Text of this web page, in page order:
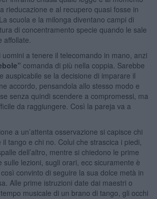
rieducazione e al recupero quasi fosse in
scuola e la milonga diventano campi di
di concentramento specie quando le sale
a tenere il telecomando in mano, anzi
comanda di più nella coppia. Sarebbe
auspicabile se la decisione di imparare il
accordo, pensandola allo stesso modo e
senza quindi scendere a compromessi, ma
da raggiungere. Così la pareja va a
a un’attenta osservazione si capisce chi
tango e chi no. Colui che strascica i piedi,
dell’altro, mentre si chiedono le prime
sulle lezioni, sugli orari, ecc sicuramente è
convinto di seguire la sua dolce metà in
Alle prime istruzioni date dai maestri o
musicale di un brano di tango, gli occhi